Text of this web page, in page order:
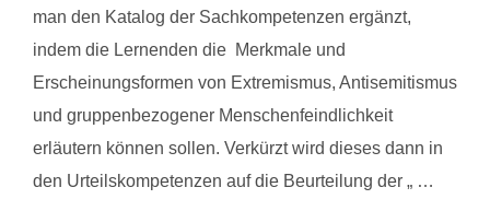
man den Katalog der Sachkompetenzen ergänzt,
indem die Lernenden die Merkmale und
Erscheinungsformen von Extremismus, Antisemitismus
und gruppenbezogener Menschenfeindlichkeit
erläutern können sollen. Verkürzt wird dieses dann in
den Urteilskompetenzen auf die Beurteilung der „ …